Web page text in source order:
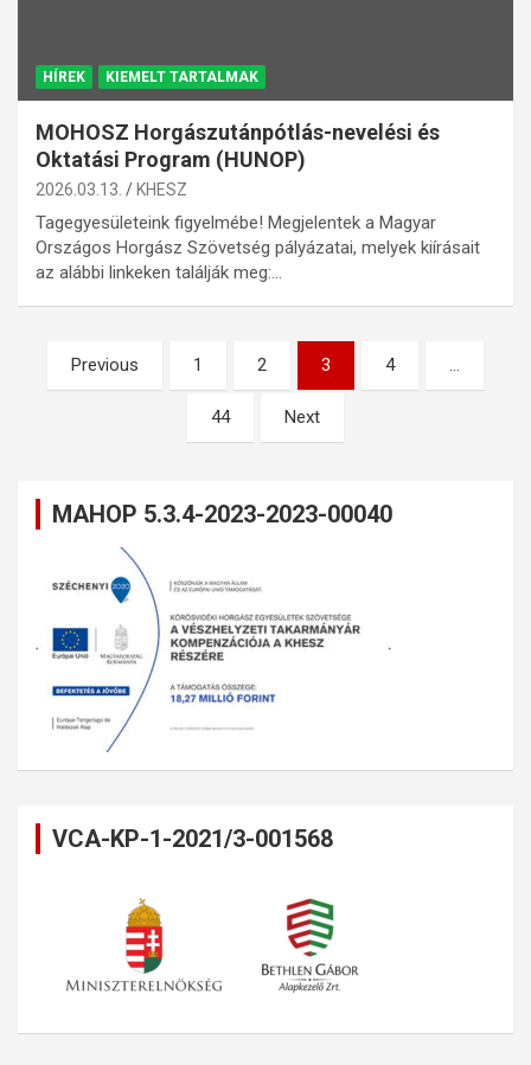
HÍREK KIEMELT TARTALMAK
MOHOSZ Horgászutánpótlás-nevelési és
Oktatási Program (HUNOP)
2026.03.13. KHESZ
Tagegyesületeink figyelmébe! Megjelentek a Magyar
Országos Horgász Szövetség pályázatai, melyek kiírásait
az alábbi linkeken találják meg:…
Bejegyzések
lapozása
Previous 1 2 3 4 …
44 Next
MAHOP 5.3.4-2023-2023-00040
VCA-KP-1-2021/3-001568